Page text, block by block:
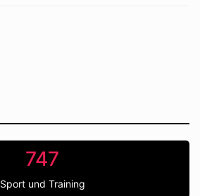
747
Sport und Training